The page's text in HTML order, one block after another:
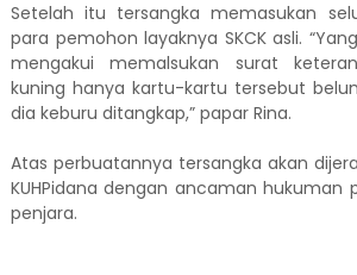
Setelah itu tersangka memasukan
para pemohon layaknya SKCK asli.
mengakui memalsukan surat
kuning hanya kartu-kartu tersebut
dia keburu ditangkap,” papar Rina.
Atas perbuatannya tersangka akan
KUHPidana dengan ancaman hukuman
penjara.